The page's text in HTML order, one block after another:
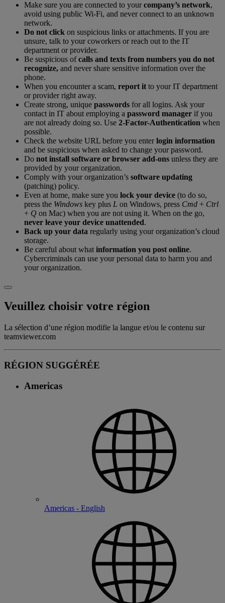
Make sure you are connected to yourcompany’s network,
avoid using public Wi-Fi, and never connect to an unknown
network.
Do not click on suspicious links or attachments. If you are
unsure, talk to your coworkers or reach out to the IT
department or provider.
Be suspicious ofcalls and texts from numbers you do not
recognize, and never share sensitive information over the
phone.
When you encounter a scam, report it to your IT department
or provider right away.
Create strong, unique passwords for all logins. Ask your
contact in IT about employing a password manager if you
are not already doing so. Use 2-Factor-Authentication when
possible.
Check the website URL before you enterlogin information
and be suspicious when asked to change your password.
Do not install software or browser add-ons unless they are
provided by your organization.
Comply with your organization’s software updating
(patching) policy.
Even at home, make sure you lock your device (to do so,
press the Windows key plus L on Windows, press Cmd + Ctrl
+ Q on Mac) when you are not using it. When on the go,
never leave your device unattended.
Back up your data regularly using your organization’s cloud
storage.
Be careful about what information you post online.
Cybercriminals can use your personal data to harm you and
your organization.
Veuillez choisir votre région
La sélection d’une région modifie la langue et/ou le contenu sur
teamviewer.com
RÉGION SUGGÉRÉE
Americas
Americas - English